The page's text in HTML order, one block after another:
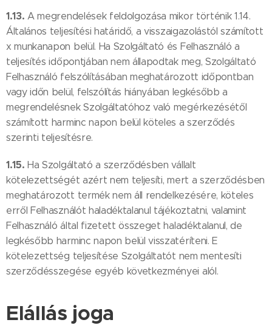
1.13. A megrendelések feldolgozása mikor történik 1.14.
Általános teljesítési határidő, a visszaigazolástól számított
x munkanapon belül. Ha Szolgáltató és Felhasználó a
teljesítés időpontjában nem állapodtak meg, Szolgáltató
Felhasználó felszólításában meghatározott időpontban
vagy időn belül, felszólítás hiányában legkésőbb a
megrendelésnek Szolgáltatóhoz való megérkezésétől
számított harminc napon belül köteles a szerződés
szerinti teljesítésre.
1.15. Ha Szolgáltató a szerződésben vállalt
kötelezettségét azért nem teljesíti, mert a szerződésben
meghatározott termék nem áll rendelkezésére, köteles
erről Felhasználót haladéktalanul tájékoztatni, valamint
Felhasználó által fizetett összeget haladéktalanul, de
legkésőbb harminc napon belül visszatéríteni. E
kötelezettség teljesítése Szolgáltatót nem mentesíti
szerződésszegése egyéb következményei alól.
Elállás joga